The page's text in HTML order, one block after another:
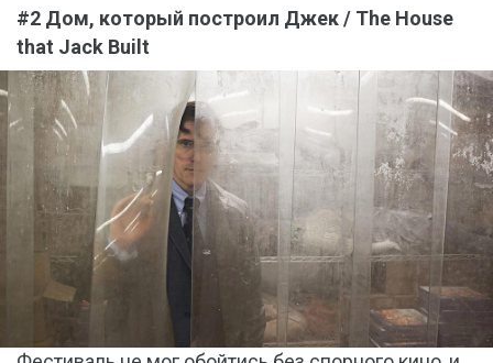
#2 Дом, который построил Джек / The House
that Jack Built